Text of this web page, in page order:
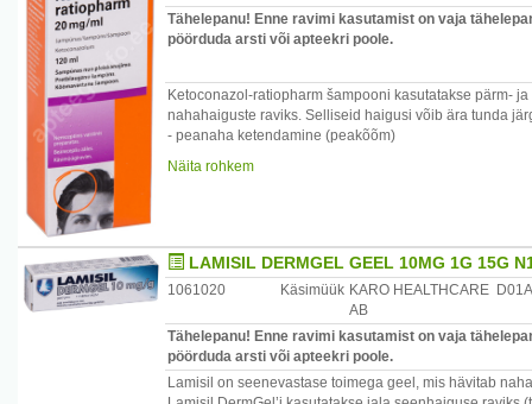
Tähelepanu! Enne ravimi kasutamist on vaja
pöörduda arsti või apteekri poole.
Ketoconazol-ratiopharm šampooni kasutatakse pärm-
nahahaiguste raviks. Selliseid haigusi võib ära tunda
- peanaha ketendamine (peakõõm)
Näita rohkem
LAMISIL DERMGEL GEEL 10MG 1G 15G
1061020 Käsimüük KARO HEALTHCARE
AB
Tähelepanu! Enne ravimi kasutamist on vaja
pöörduda arsti või apteekri poole.
Lamisil on seenevastase toimega geel, mis hävitab